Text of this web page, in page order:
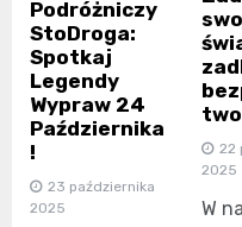
Podróżniczy
StoDroga:
Spotkaj
Legendy
Wypraw 24
Października
!
23 października
2025
22
2025
W